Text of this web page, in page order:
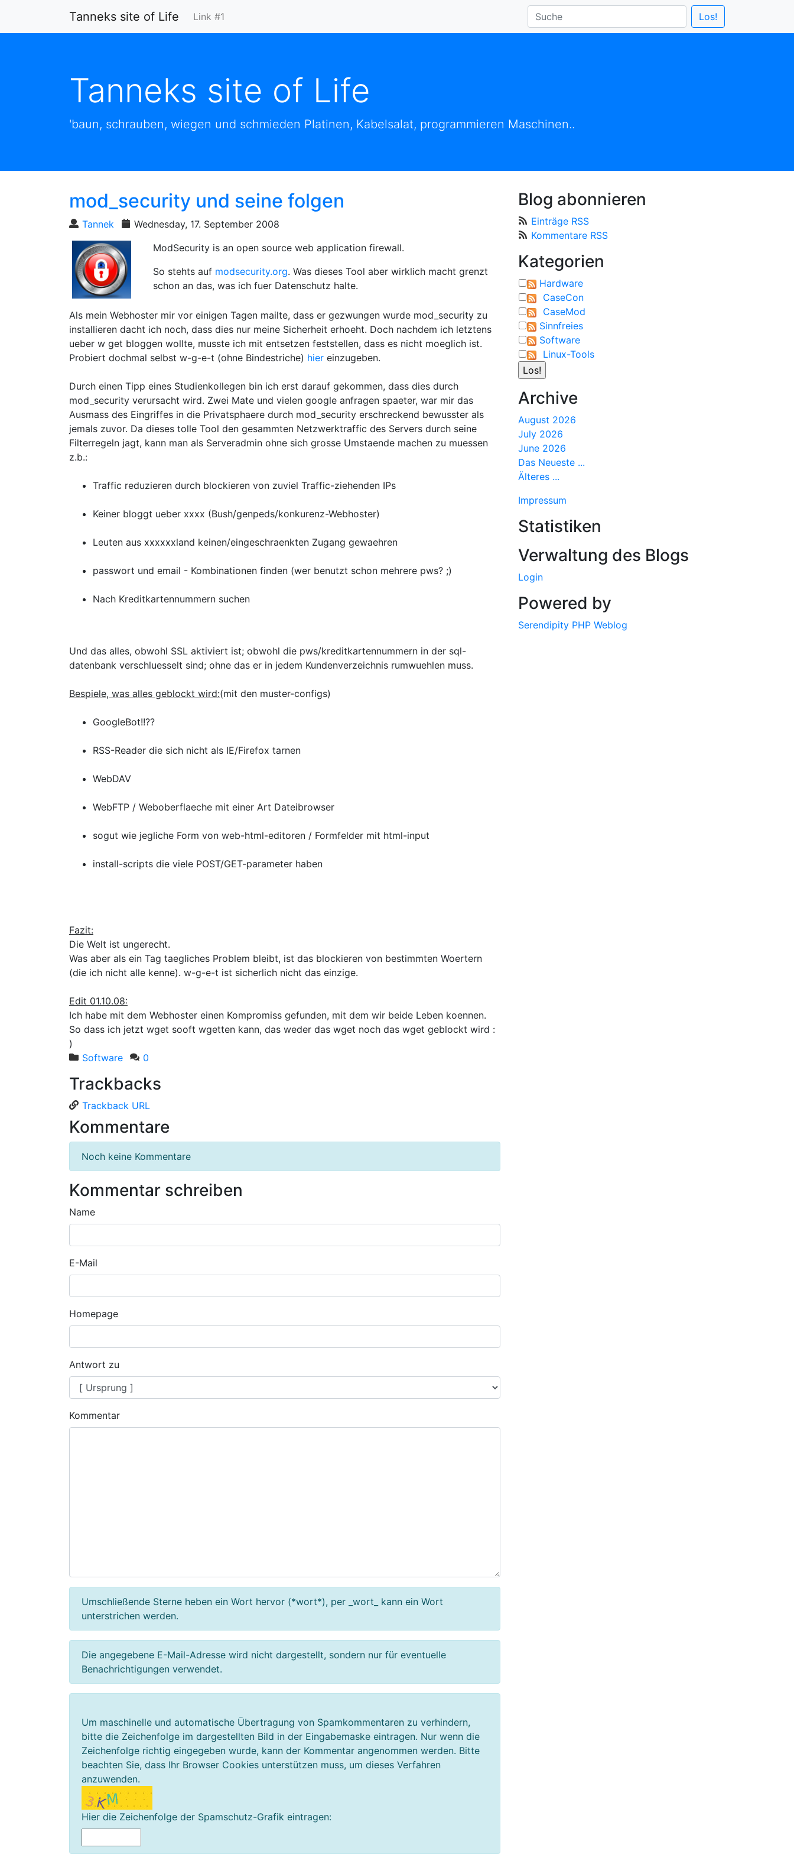
Tanneks site of Life Link #1
Tanneks site of Life
'baun, schrauben, wiegen und schmieden Platinen, Kabelsalat, programmieren Maschinen..
mod_security und seine folgen
Tannek
Wednesday, 17. September 2008
ModSecurity is an open source web application firewall.
So stehts auf modsecurity.org. Was dieses Tool aber wirklich macht grenzt
schon an das, was ich fuer Datenschutz halte.
Als mein Webhoster mir vor einigen Tagen mailte, dass er gezwungen wurde mod_security zu
installieren dacht ich noch, dass dies nur meine Sicherheit erhoeht. Doch nachdem ich letztens
ueber w get bloggen wollte, musste ich mit entsetzen feststellen, dass es nicht moeglich ist.
Probiert dochmal selbst w-g-e-t (ohne Bindestriche) hier einzugeben.
Durch einen Tipp eines Studienkollegen bin ich erst darauf gekommen, dass dies durch
mod_security verursacht wird. Zwei Mate und vielen google anfragen spaeter, war mir das
Ausmass des Eingriffes in die Privatsphaere durch mod_security erschreckend bewusster als
jemals zuvor. Da dieses tolle Tool den gesammten Netzwerktraffic des Servers durch seine
Filterregeln jagt, kann man als Serveradmin ohne sich grosse Umstaende machen zu muessen
z.b.:
Traffic reduzieren durch blockieren von zuviel Traffic-ziehenden IPs
Keiner bloggt ueber xxxx (Bush/genpeds/konkurenz-Webhoster)
Leuten aus xxxxxxland keinen/eingeschraenkten Zugang gewaehren
passwort und email - Kombinationen finden (wer benutzt schon mehrere pws? ;)
Nach Kreditkartennummern suchen
Und das alles, obwohl SSL aktiviert ist; obwohl die pws/kreditkartennummern in der sql-
datenbank verschluesselt sind; ohne das er in jedem Kundenverzeichnis rumwuehlen muss.
Bespiele, was alles geblockt wird:(mit den muster-configs)
GoogleBot!!??
RSS-Reader die sich nicht als IE/Firefox tarnen
WebDAV
WebFTP / Weboberflaeche mit einer Art Dateibrowser
sogut wie jegliche Form von web-html-editoren / Formfelder mit html-input
install-scripts die viele POST/GET-parameter haben
Fazit:
Die Welt ist ungerecht.
Was aber als ein Tag taegliches Problem bleibt, ist das blockieren von bestimmten Woertern
(die ich nicht alle kenne). w-g-e-t ist sicherlich nicht das einzige.
Edit 01.10.08:
Ich habe mit dem Webhoster einen Kompromiss gefunden, mit dem wir beide Leben koennen.
So dass ich jetzt wget sooft wgetten kann, das weder das wget noch das wget geblockt wird :
)
Software
0
Trackbacks
Trackback URL
Kommentare
Noch keine Kommentare
Kommentar schreiben
Name
E-Mail
Homepage
Antwort zu
Kommentar
Umschließende Sterne heben ein Wort hervor (*wort*), per _wort_ kann ein Wort
unterstrichen werden.
Die angegebene E-Mail-Adresse wird nicht dargestellt, sondern nur für eventuelle
Benachrichtigungen verwendet.
Um maschinelle und automatische Übertragung von Spamkommentaren zu verhindern,
bitte die Zeichenfolge im dargestellten Bild in der Eingabemaske eintragen. Nur wenn die
Zeichenfolge richtig eingegeben wurde, kann der Kommentar angenommen werden. Bitte
beachten Sie, dass Ihr Browser Cookies unterstützen muss, um dieses Verfahren
anzuwenden.
Hier die Zeichenfolge der Spamschutz-Grafik eintragen:
Blog abonnieren
Einträge RSS
Kommentare RSS
Kategorien
Hardware
CaseCon
CaseMod
Sinnfreies
Software
Linux-Tools
Archive
August 2026
July 2026
June 2026
Das Neueste ...
Älteres ...
Impressum
Statistiken
Verwaltung des Blogs
Login
Powered by
Serendipity PHP Weblog